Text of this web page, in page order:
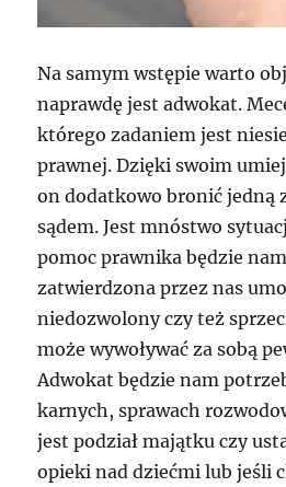
Na samym wstępie warto
naprawdę jest adwokat.
którego zadaniem jest
prawnej. Dzięki swoim
on dodatkowo bronić jedną
sądem. Jest mnóstwo
pomoc prawnika będzie
zatwierdzona przez nas
niedozwolony czy też
może wywoływać za sobą
Adwokat będzie nam
karnych, sprawach
jest podział majątku czy
opieki nad dziećmi lub jeśli